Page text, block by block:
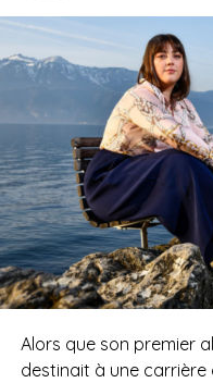
Alors que son premier
destinait à une carrière